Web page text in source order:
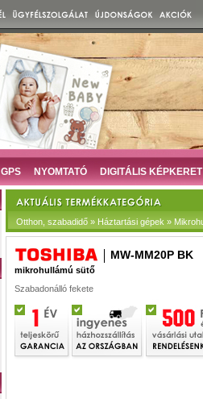
GPS NYOMTATÓ DIGITÁLIS KÉPKERET
Otthon, szabadidő » Háztartási gépek »
MW-MM20P BK
mikrohullámú sütő
Szabadonálló fekete